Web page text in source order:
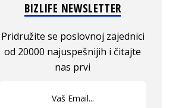
BIZLIFE NEWSLETTER
Pridružite se poslovnoj zajednici
od 20000 najuspešnijih i čitajte
nas prvi